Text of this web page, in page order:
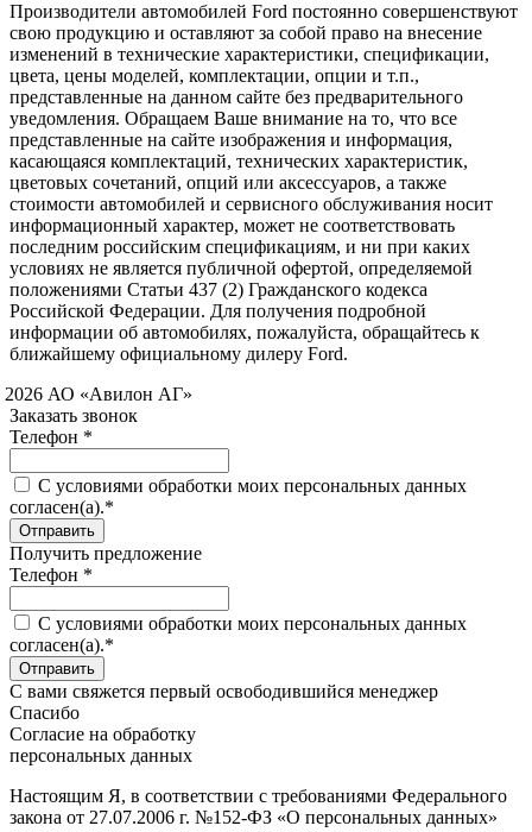
Производители автомобилей Ford постоянно совершенствуют
свою продукцию и оставляют за собой право на внесение
изменений в технические характеристики, спецификации,
цвета, цены моделей, комплектации, опции и т.п.,
представленные на данном сайте без предварительного
уведомления. Обращаем Ваше внимание на то, что все
представленные на сайте изображения и информация,
касающаяся комплектаций, технических характеристик,
цветовых сочетаний, опций или аксессуаров, а также
стоимости автомобилей и сервисного обслуживания носит
информационный характер, может не соответствовать
последним российским спецификациям, и ни при каких
условиях не является публичной офертой, определяемой
положениями Статьи 437 (2) Гражданского кодекса
Российской Федерации. Для получения подробной
информации об автомобилях, пожалуйста, обращайтесь к
ближайшему официальному дилеру Ford.
АО «Авилон АГ»
Заказать звонок
Телефон *
C условиями обработки моих персональных данных
согласен(а).*
Получить предложение
Телефон *
C условиями обработки моих персональных данных
согласен(а).*
С вами свяжется первый освободившийся менеджер
Спасибо
Согласие на обработку
персональных данных
Настоящим Я, в соответствии с требованиями Федерального
закона от 27.07.2006 г. №152-ФЗ «О персональных данных»